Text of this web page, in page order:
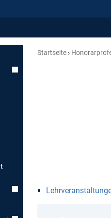
Startseite